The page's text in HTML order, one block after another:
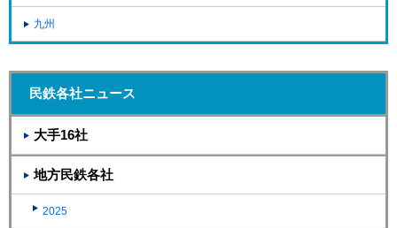
九州
民鉄各社ニュース
大手16社
地方民鉄各社
2025